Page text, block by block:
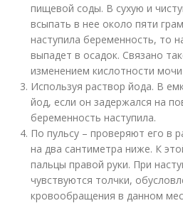
пищевой соды. В сухую и
всыпать в нее около пяти
наступила беременность, то
выпадет в осадок. Связано
изменением кислотности
Используя раствор йода. В
йод, если он задержался на
беременность наступила.
По пульсу – проверяют его в
на два сантиметра ниже. К
пальцы правой руки. При
чувствуются толчки,
кровообращения в данном